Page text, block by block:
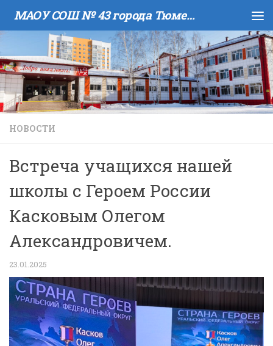
Skip to content МАОУ COШ № 43 города Тюмени имени В.И. Муравленко
НОВОСТИ
Встреча учащихся нашей
школы с Героем России
Касковым Олегом
Александровичем.
23.01.2025